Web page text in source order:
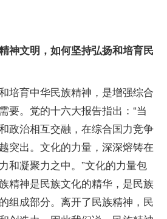
神文明，如何坚持弘扬和培育民
育中华民族精神，是增强综合
要。党的十六大报告指出：“当
政治相互交融，在综合国力竞争
突出。文化的力量，深深熔铸在
和凝聚力之中。”文化的力量包
精神是民族文化的精华，是民族
组成部分。离开了民族精神，民